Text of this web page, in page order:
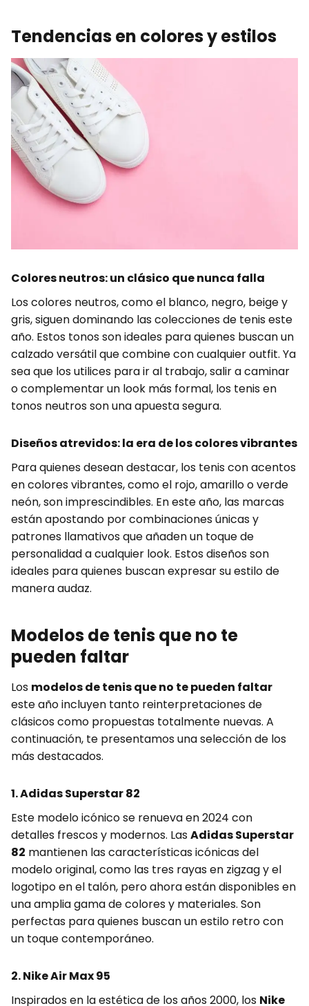
Tendencias en colores y estilos
Colores neutros: un clásico que nunca falla
Los colores neutros, como el blanco, negro, beige y
gris, siguen dominando las colecciones de tenis este
año. Estos tonos son ideales para quienes buscan un
calzado versátil que combine con cualquier outfit. Ya
sea que los utilices para ir al trabajo, salir a caminar
o complementar un look más formal, los tenis en
tonos neutros son una apuesta segura.
Diseños atrevidos: la era de los colores vibrantes
Para quienes desean destacar, los tenis con acentos
en colores vibrantes, como el rojo, amarillo o verde
neón, son imprescindibles. En este año, las marcas
están apostando por combinaciones únicas y
patrones llamativos que añaden un toque de
personalidad a cualquier look. Estos diseños son
ideales para quienes buscan expresar su estilo de
manera audaz.
Modelos de tenis que no te
pueden faltar
Los modelos de tenis que no te pueden faltar
este año incluyen tanto reinterpretaciones de
clásicos como propuestas totalmente nuevas. A
continuación, te presentamos una selección de los
más destacados.
1. Adidas Superstar 82
Este modelo icónico se renueva en 2024 con
detalles frescos y modernos. LasAdidas Superstar
82 mantienen las características icónicas del
modelo original, como las tres rayas en zigzag y el
logotipo en el talón, pero ahora están disponibles en
una amplia gama de colores y materiales. Son
perfectas para quienes buscan un estilo retro con
un toque contemporáneo.
2. Nike Air Max 95
Inspirados en la estética de los años 2000, los Nike